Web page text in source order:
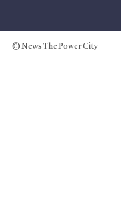
© News The Power City